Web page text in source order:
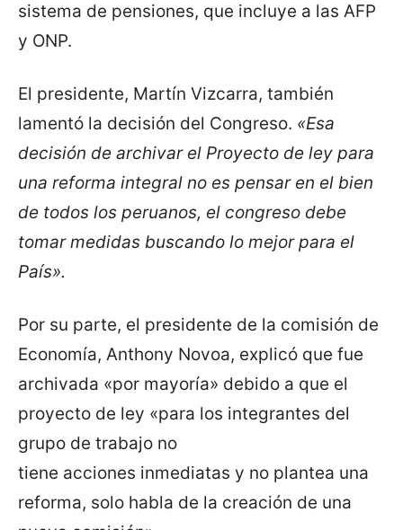
sistema de pensiones, que incluye a las AFP
y ONP.
El presidente, Martín Vizcarra, también
lamentó la decisión del Congreso. «Esa
decisión de archivar el Proyecto de ley para
una reforma integral no es pensar en el bien
de todos los peruanos, el congreso debe
tomar medidas buscando lo mejor para el
País».
Por su parte, el presidente de la comisión de
Economía, Anthony Novoa, explicó que fue
archivada «por mayoría» debido a que el
proyecto de ley «para los integrantes del
grupo de trabajo no
tiene acciones inmediatas y no plantea una
reforma, solo habla de la creación de una